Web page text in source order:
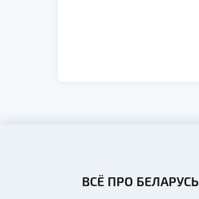
ВСЁ ПРО БЕЛАРУСЬ